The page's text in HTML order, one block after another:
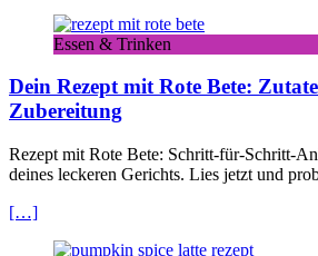
Essen & Trinken
Dein Rezept mit Rote Bete:
Zubereitung
Rezept mit Rote Bete: Schritt-für-Schritt-
deines leckeren Gerichts. Lies jetzt und
[…]